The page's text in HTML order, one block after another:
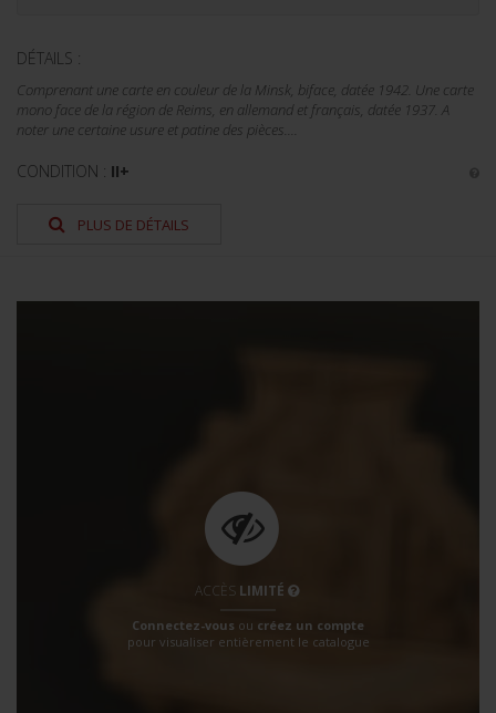
DÉTAILS :
Comprenant une carte en couleur de la Minsk, biface, datée 1942. Une carte
mono face de la région de Reims, en allemand et français, datée 1937. A
noter une certaine usure et patine des pièces....
CONDITION : II+
PLUS DE DÉTAILS
ACCÈS LIMITÉ
Connectez-vous ou créez un compte
pour visualiser entièrement le catalogue